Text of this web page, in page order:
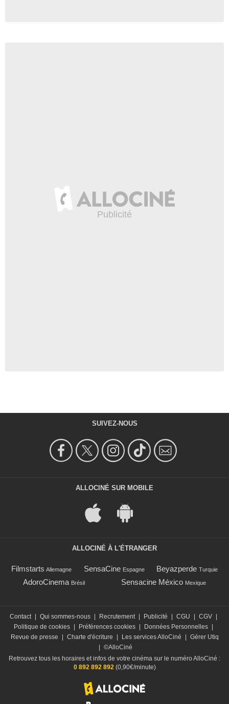
SUIVEZ-NOUS
ALLOCINÉ SUR MOBILE
ALLOCINÉ À L'ÉTRANGER
Filmstarts Allemagne SensaCine Espagne Beyazperde Turquie
AdoroCinema Brésil Sensacine México Mexique
Contact | Qui sommes-nous | Recrutement | Publicité | CGU | CGV |
Politique de cookies | Préférences cookies | Données Personnelles |
Revue de presse
| Charte d'écriture | Les services AlloCiné | Gérer Utiq
| ©AlloCiné
Retrouvez tous les horaires et infos de votre cinéma sur le numéro AlloCiné :
0 892 892 892(0,90€/minute)